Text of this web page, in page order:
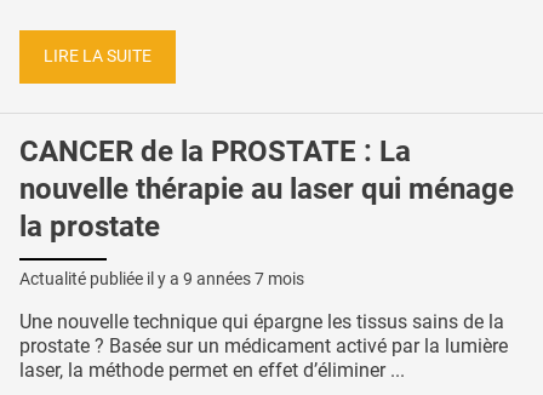
LIRE LA SUITE
CANCER de la PROSTATE : La
nouvelle thérapie au laser qui ménage
la prostate
Actualité publiée il y a 9 années 7 mois
Une nouvelle technique qui épargne les tissus sains de la
prostate ? Basée sur un médicament activé par la lumière
laser, la méthode permet en effet d’éliminer ...